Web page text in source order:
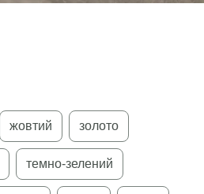
жовтий золото
темно-зелений